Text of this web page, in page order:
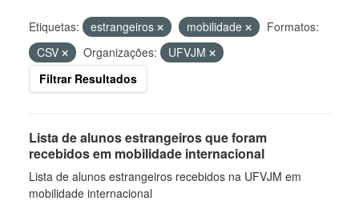
Etiquetas: estrangeiros mobilidade
Formatos:
CSV
Organizações:
UFVJM
Filtrar Resultados
Lista de alunos estrangeiros que foram
recebidos em mobilidade internacional
Lista de alunos estrangeiros recebidos na UFVJM em
mobilidade internacional